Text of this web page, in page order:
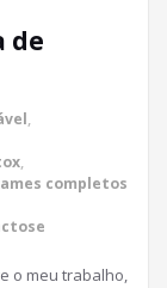
de
,
,
completos
o meu trabalho,